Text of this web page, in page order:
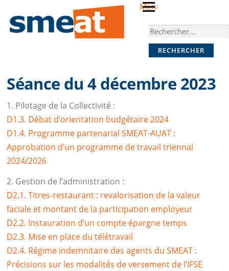
content
Menu
Séance du 4 décembre 2023
1. Pilotage de la Collectivité :
D1.3. Débat d’orientation budgétaire 2024
D1.4. Programme partenarial SMEAT-AUAT :
Approbation d’un programme de travail triennal
2024/2026
2. Gestion de l’administration :
D2.1. Titres-restaurant : revalorisation de la valeur
faciale et montant de la participation employeur
D2.2. Instauration d’un compte épargne temps
D2.3. Mise en place du télétravail
D2.4. Régime indemnitaire des agents du SMEAT :
Précisions sur les modalités de versement de l’IFSE
Rechercher :